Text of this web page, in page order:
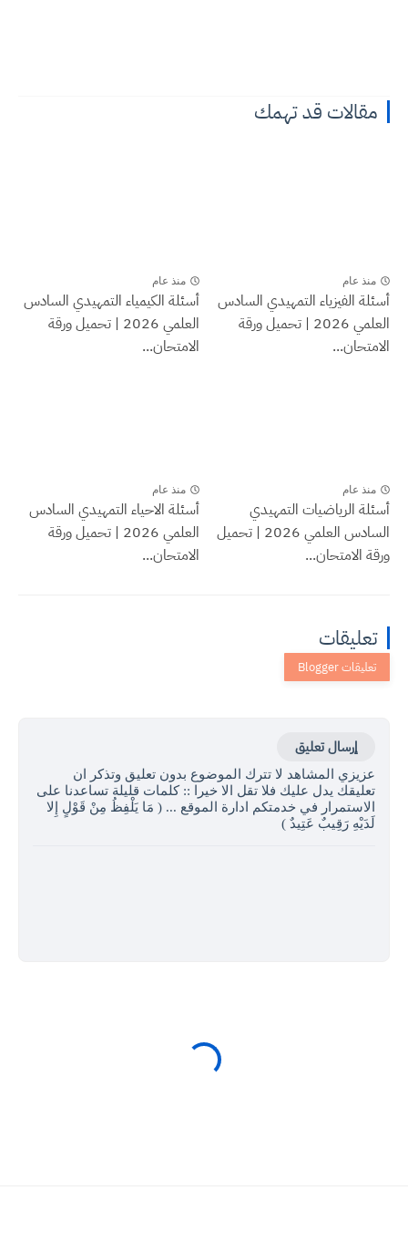
مقالات قد تهمك
منذ عام
أسئلة الفيزياء التمهيدي السادس
العلمي 2026 | تحميل ورقة
الامتحان...
منذ عام
أسئلة الكيمياء التمهيدي السادس
العلمي 2026 | تحميل ورقة
الامتحان...
منذ عام
أسئلة الرياضيات التمهيدي
السادس العلمي 2026 | تحميل
ورقة الامتحان...
منذ عام
أسئلة الاحياء التمهيدي السادس
العلمي 2026 | تحميل ورقة
الامتحان...
تعليقات
إرسال تعليق
عزيزي المشاهد لا تترك الموضوع بدون تعليق وتذكر ان
تعليقك يدل عليك فلا تقل الا خيرا :: كلمات قليلة تساعدنا على
الاستمرار في خدمتكم ادارة الموقع ... ( مَا يَلْفِظُ مِنْ قَوْلٍ إِلا
لَدَيْهِ رَقِيبٌ عَتِيدٌ )